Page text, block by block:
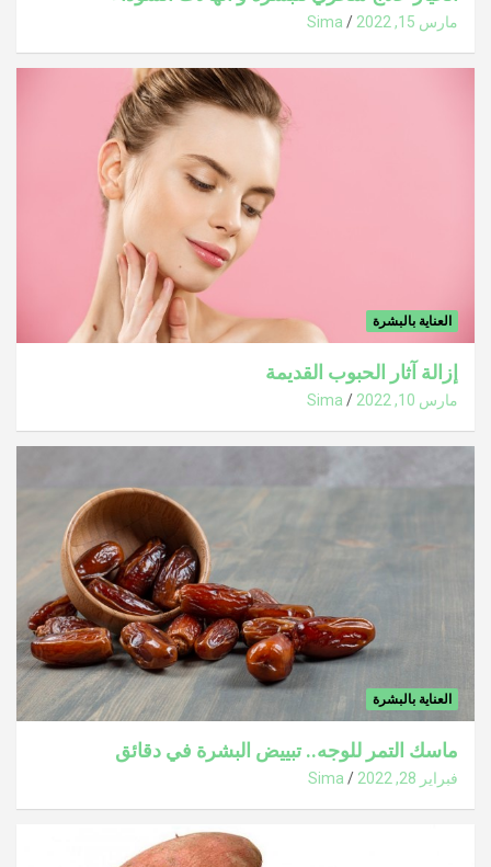
مارس 15, 2022 Sima
العناية بالبشرة
إزالة آثار الحبوب القديمة
مارس 10, 2022 Sima
العناية بالبشرة
ماسك التمر للوجه.. تبييض البشرة في دقائق
فبراير 28, 2022 Sima